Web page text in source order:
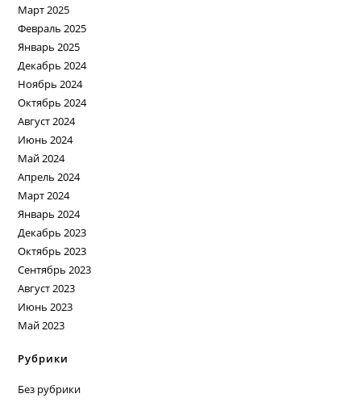
Март 2025
Февраль 2025
Январь 2025
Декабрь 2024
Ноябрь 2024
Октябрь 2024
Август 2024
Июнь 2024
Май 2024
Апрель 2024
Март 2024
Январь 2024
Декабрь 2023
Октябрь 2023
Сентябрь 2023
Август 2023
Июнь 2023
Май 2023
Рубрики
Без рубрики